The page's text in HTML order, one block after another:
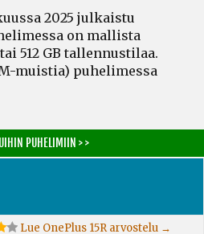
2025 julkaistu
on mallista
512 GB tallennustilaa.
muistia) puhelimessa
PUHELIMIIN > >
Lue OnePlus 15R arvostelu →